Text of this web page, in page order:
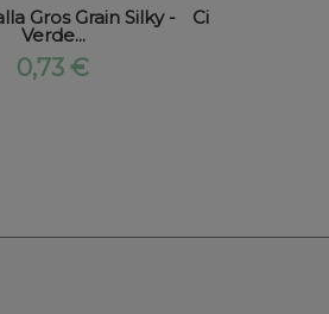
Gros Grain Silky -
Verde...
0,73 €
Cinta Falla